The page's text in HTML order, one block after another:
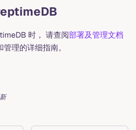
时， 请查阅部署及管理文档
理的详细指南。